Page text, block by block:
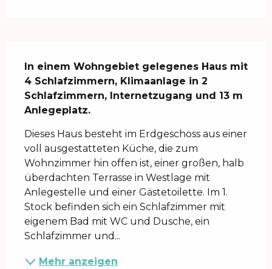
In einem Wohngebiet gelegenes Haus mit
4 Schlafzimmern, Klimaanlage in 2
Schlafzimmern, Internetzugang und 13 m
Anlegeplatz.
Dieses Haus besteht im Erdgeschoss aus einer
voll ausgestatteten Küche, die zum
Wohnzimmer hin offen ist, einer großen, halb
überdachten Terrasse in Westlage mit
Anlegestelle und einer Gästetoilette. Im 1.
Stock befinden sich ein Schlafzimmer mit
eigenem Bad mit WC und Dusche, ein
Schlafzimmer und...
Mehr anzeigen